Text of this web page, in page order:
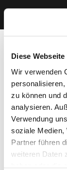
Diese
Wir verwenden
zu können und
analysieren.
Verwendung
soziale Medien,
Partner führen
weiteren Daten